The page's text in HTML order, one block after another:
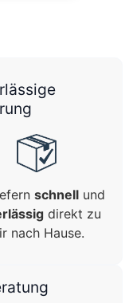
schnellund
direkt zu
nach Hause.